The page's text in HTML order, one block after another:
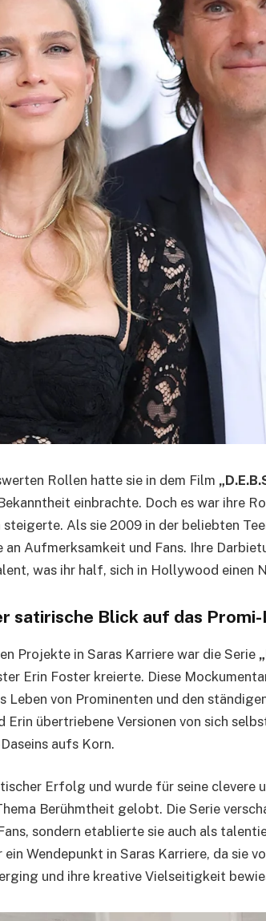
Rollen hatte sie in dem Film
einbrachte. Doch es war ihre
Als sie 2009 in der beliebten
an Aufmerksamkeit und Fans. Ihre
was ihr half, sich in Hollywood einen
satirische Blick auf das
Projekte in Saras Karriere war die Serie
Erin Foster kreierte. Diese
von Prominenten und den
Erin übertriebene Versionen von sich
aufs Korn.
Erfolg und wurde für seine clevere
Berühmtheit gelobt. Die Serie
sondern etablierte sie auch als
Wendepunkt in Saras Karriere, da sie
und ihre kreative Vielseitigkeit